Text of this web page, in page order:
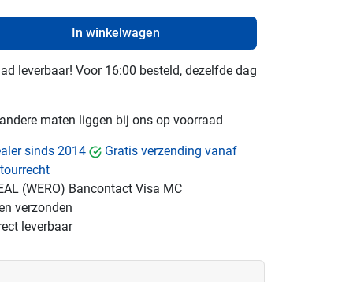
In winkelwagen
leverbaar! Voor 16:00 besteld, dezelfde dag
maten liggen bij ons op voorraad
sinds 2014
Gratis verzending vanaf
(WERO) Bancontact Visa MC
verzonden
leverbaar